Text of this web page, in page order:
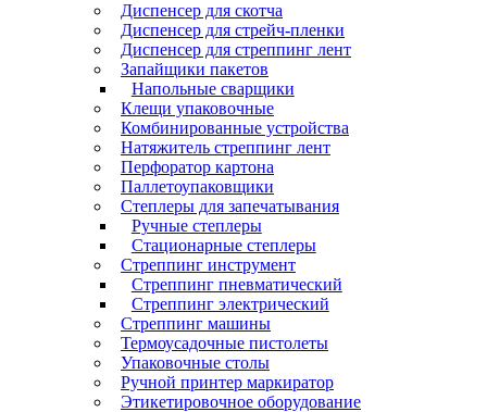
Диспенсер для скотча
Диспенсер для стрейч-пленки
Диспенсер для стреппинг лент
Запайщики пакетов
Напольные сварщики
Клещи упаковочные
Комбинированные устройства
Натяжитель стреппинг лент
Перфоратор картона
Паллетоупаковщики
Степлеры для запечатывания
Ручные степлеры
Стационарные степлеры
Стреппинг инструмент
Стреппинг пневматический
Стреппинг электрический
Стреппинг машины
Термоусадочные пистолеты
Упаковочные столы
Ручной принтер маркиратор
Этикетировочное оборудование